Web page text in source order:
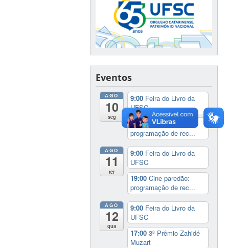
Eventos
AGO
10
seg
9:00 Feira do Livro da
UFSC
19:00 Cine paredão:
programação de rec...
AGO
11
ter
9:00 Feira do Livro da
UFSC
19:00Cine paredão:
programação de rec...
AGO
12
qua
9:00 Feira do Livro da
UFSC
17:003º Prêmio Zahidé
Muzart